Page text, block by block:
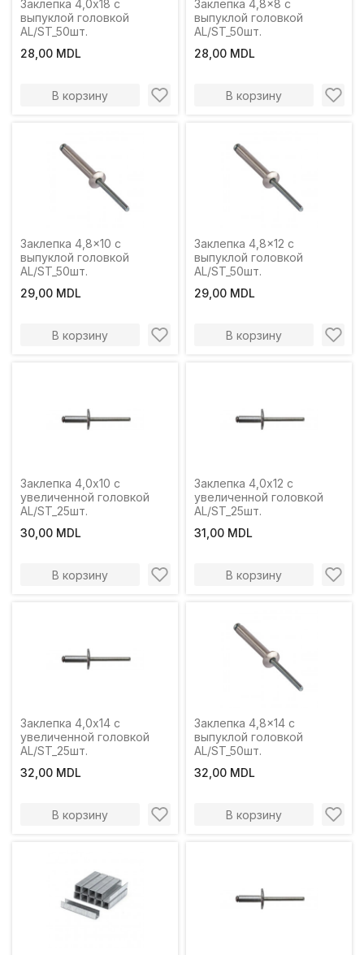
Заклепка 4,0x18 с
выпуклой головкой
AL/ST_50шт.
28,00 MDL
В корзину
Заклепка 4,8x8 с
выпуклой головкой
AL/ST_50шт.
28,00 MDL
В корзину
Заклепка 4,8x10 с
выпуклой головкой
AL/ST_50шт.
29,00 MDL
В корзину
Заклепка 4,8x12 с
выпуклой головкой
AL/ST_50шт.
29,00 MDL
В корзину
Заклепка 4,0x10 c
увеличенной головкой
AL/ST_25шт.
30,00 MDL
В корзину
Заклепка 4,0x12 c
увеличенной головкой
AL/ST_25шт.
31,00 MDL
В корзину
Заклепка 4,0x14 c
увеличенной головкой
AL/ST_25шт.
32,00 MDL
В корзину
Заклепка 4,8x14 с
выпуклой головкой
AL/ST_50шт.
32,00 MDL
В корзину